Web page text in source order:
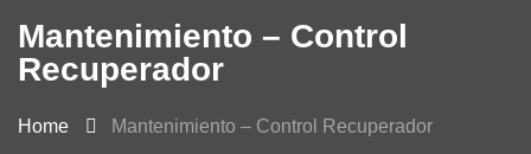
Mantenimiento – Control
Recuperador
Home Mantenimiento – Control Recuperador